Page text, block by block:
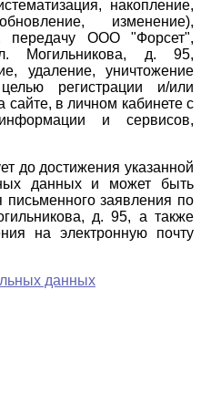
накопление,
изменение),
передачу ООО "Форсет",
Могильникова, д. 95,
удаление, уничтожение
регистрации и/или
сайте, в личном кабинете с
и сервисов,
до достижения указанной
данных и может быть
письменного заявления по
д. 95, а также
на электронную почту
данных